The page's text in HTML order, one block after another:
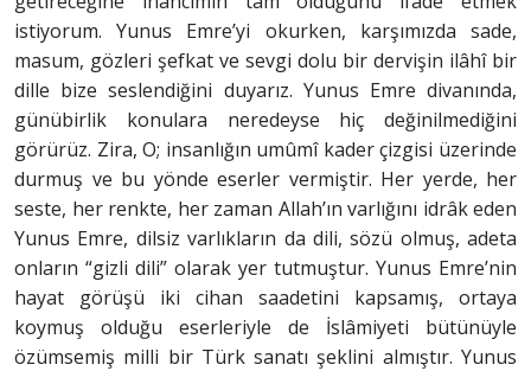
istiyorum. Yunus Emre’yi okurken, karşımızda sade,
masum, gözleri şefkat ve sevgi dolu bir dervişin ilâhî bir
dille bize seslendiğini duyarız. Yunus Emre divanında,
günübirlik konulara neredeyse hiç değinilmediğini
görürüz. Zira, O; insanlığın umûmî kader çizgisi üzerinde
durmuş ve bu yönde eserler vermiştir. Her yerde, her
seste, her renkte, her zaman Allah’ın varlığını idrâk eden
Yunus Emre, dilsiz varlıkların da dili, sözü olmuş, adeta
onların “gizli dili” olarak yer tutmuştur. Yunus Emre’nin
hayat görüşü iki cihan saadetini kapsamış, ortaya
koymuş olduğu eserleriyle de İslâmiyeti bütünüyle
özümsemiş milli bir Türk sanatı şeklini almıştır. Yunus